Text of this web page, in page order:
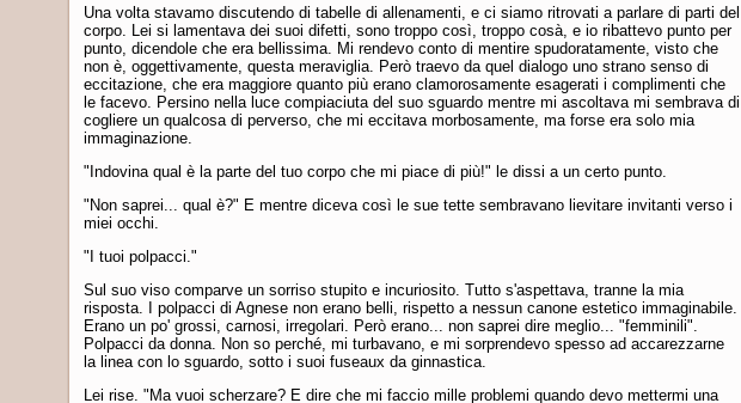
Una volta stavamo discutendo di tabelle di allenamenti, e ci siamo ritrovati a parlare di parti del
corpo. Lei si lamentava dei suoi difetti, sono troppo così, troppo cosà, e io ribattevo punto per
punto, dicendole che era bellissima. Mi rendevo conto di mentire spudoratamente, visto che
non è, oggettivamente, questa meraviglia. Però traevo da quel dialogo uno strano senso di
eccitazione, che era maggiore quanto più erano clamorosamente esagerati i complimenti che
le facevo. Persino nella luce compiaciuta del suo sguardo mentre mi ascoltava mi sembrava di
cogliere un qualcosa di perverso, che mi eccitava morbosamente, ma forse era solo mia
immaginazione.
"Indovina qual è la parte del tuo corpo che mi piace di più!" le dissi a un certo punto.
"Non saprei... qual è?" E mentre diceva così le sue tette sembravano lievitare invitanti verso i
miei occhi.
"I tuoi polpacci."
Sul suo viso comparve un sorriso stupito e incuriosito. Tutto s'aspettava, tranne la mia
risposta. I polpacci di Agnese non erano belli, rispetto a nessun canone estetico immaginabile.
Erano un po' grossi, carnosi, irregolari. Però erano... non saprei dire meglio... "femminili".
Polpacci da donna. Non so perché, mi turbavano, e mi sorprendevo spesso ad accarezzarne
la linea con lo sguardo, sotto i suoi fuseaux da ginnastica.
Lei rise. "Ma vuoi scherzare? E dire che mi faccio mille problemi quando devo mettermi una